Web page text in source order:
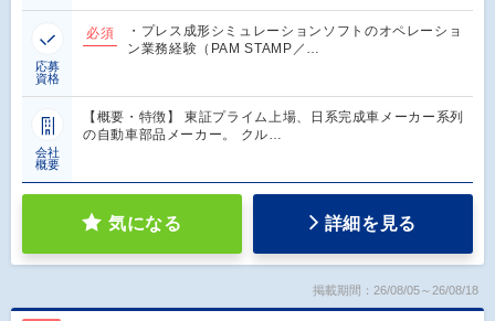
応募
資格
必須
・プレス成形シミュレーションソフトのオペレーショ
ン業務経験（PAM STAMP／…
会社
概要
【概要・特徴】 東証プライム上場、日系完成車メーカー系列
の自動車部品メーカー。 クル…
気になる 詳細を見る
掲載期間：26/08/05～26/08/18